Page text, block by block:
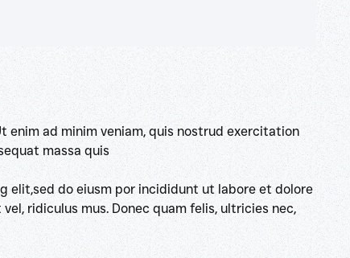
ad minim veniam, quis nostrud exercitation
massa quis
elit,sed do eiusm por incididunt ut labore et dolore
ridiculus mus. Donec quam felis, ultricies nec,